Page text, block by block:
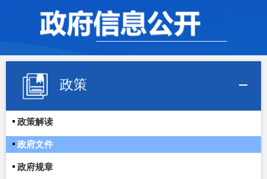
政策
政策解读
政府文件
政府规章